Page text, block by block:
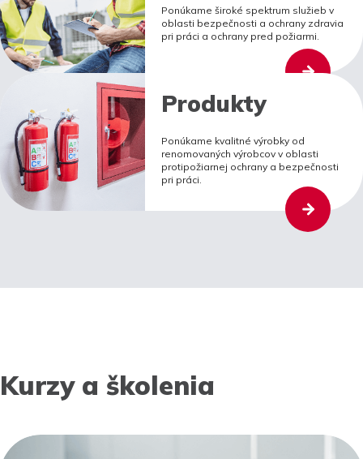
Ponúkame široké spektrum služieb v
oblasti bezpečnosti a ochrany zdravia
pri práci a ochrany pred požiarmi.
Produkty
Ponúkame kvalitné výrobky od
renomovaných výrobcov v oblasti
protipožiarnej ochrany a bezpečnosti
pri práci.
Kurzy a školenia